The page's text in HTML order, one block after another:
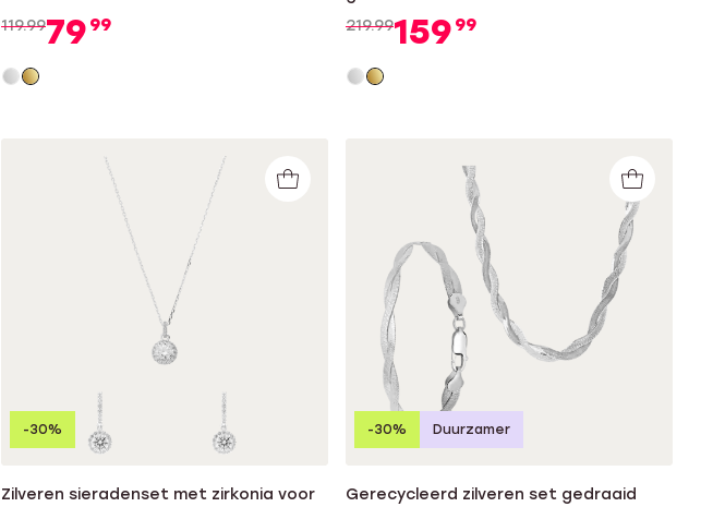
119.9979 99
219.99159 99
Zilveren sieradenset met zirkonia voor
-30%
Gerecycleerd zilveren set gedraaid
-30% Duurzamer